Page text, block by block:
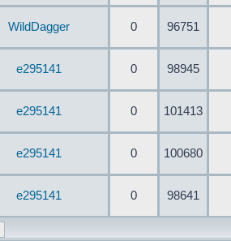
WildDagger 0 96751
e295141 0 98945
e295141 0 101413
e295141 0 100680
e295141 0 98641